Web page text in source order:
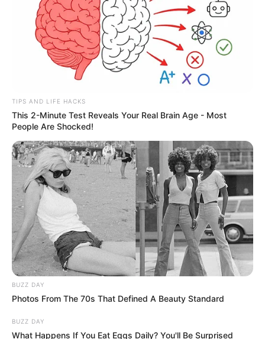
TIPS AND LIFE HACKS
This 2-Minute Test Reveals Your Real Brain Age - Most
People Are Shocked!
BUZZ DAY
Photos From The 70s That Defined A Beauty Standard
BUZZ DAY
What Happens If You Eat Eggs Daily? You'll Be Surprised